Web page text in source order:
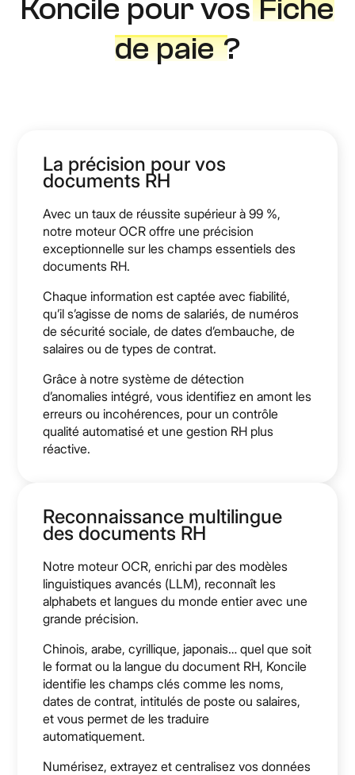
Koncile pour vosFiche
de paie?
La précision pour vos
documents RH
Avec un taux de réussite supérieur à 99 %,
notre moteur OCR offre une précision
exceptionnelle sur les champs essentiels des
documents RH.
Chaque information est captée avec fiabilité,
qu’il s’agisse de noms de salariés, de numéros
de sécurité sociale, de dates d’embauche, de
salaires ou de types de contrat.
Grâce à notre système de détection
d’anomalies intégré, vous identifiez en amont les
erreurs ou incohérences, pour un contrôle
qualité automatisé et une gestion RH plus
réactive.
Reconnaissance multilingue
des documents RH
Notre moteur OCR, enrichi par des modèles
linguistiques avancés (LLM), reconnaît les
alphabets et langues du monde entier avec une
grande précision.
Chinois, arabe, cyrillique, japonais… quel que soit
le format ou la langue du document RH, Koncile
identifie les champs clés comme les noms,
dates de contrat, intitulés de poste ou salaires,
et vous permet de les traduire
automatiquement.
Numérisez, extrayez et centralisez vos données